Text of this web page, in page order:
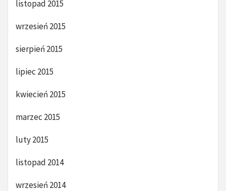
listopad 2015
wrzesień 2015
sierpień 2015
lipiec 2015
kwiecień 2015
marzec 2015
luty 2015
listopad 2014
wrzesień 2014